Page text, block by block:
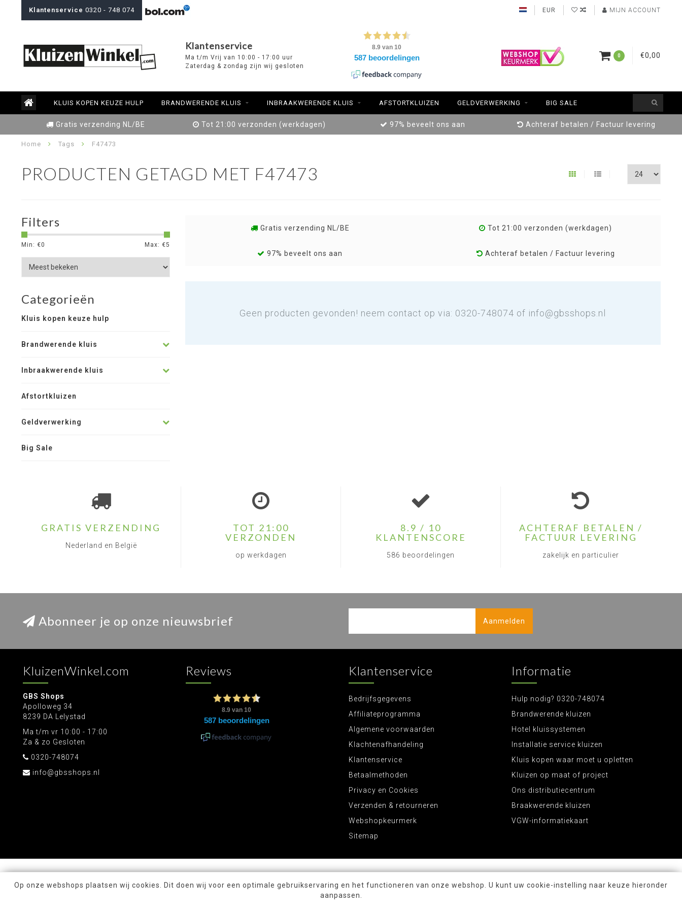
Klantenservice 0320 - 748 074 EUR MIJN ACCOUNT
Klantenservice
Ma t/m Vrij van 10:00 - 17:00 uur
Zaterdag & zondag zijn wij gesloten
0 €0,00
KLUIS KOPEN KEUZE HULP BRANDWERENDE KLUIS INBRAAKWERENDE KLUIS AFSTORTKLUIZEN GELDVERWERKING BIG SALE
Gratis verzending NL/BE Tot 21:00 verzonden (werkdagen) 97% beveelt ons aan Achteraf betalen / Factuur levering
Home Tags F47473
PRODUCTEN GETAGD MET F47473
Filters
Min: €0 Max: €5
Categorieën
Kluis kopen keuze hulp
Brandwerende kluis
Inbraakwerende kluis
Afstortkluizen
Geldverwerking
Big Sale
Gratis verzending NL/BE Tot 21:00 verzonden (werkdagen)
97% beveelt ons aan Achteraf betalen / Factuur levering
Geen producten gevonden! neem contact op via: 0320-748074 of info@gbsshops.nl
GRATIS VERZENDING
Nederland en België
TOT 21:00
VERZONDEN
op werkdagen
8.9 / 10
KLANTENSCORE
586 beoordelingen
ACHTERAF BETALEN /
FACTUUR LEVERING
zakelijk en particulier
Abonneer je op onze nieuwsbrief Aanmelden
KluizenWinkel.com
GBS Shops
Apolloweg 34
8239 DA Lelystad
Ma t/m vr 10:00 - 17:00
Za & zo Gesloten
0320-748074
info@gbsshops.nl
Reviews Klantenservice
Bedrijfsgegevens
Affiliateprogramma
Algemene voorwaarden
Klachtenafhandeling
Klantenservice
Betaalmethoden
Privacy en Cookies
Verzenden & retourneren
Webshopkeurmerk
Sitemap
Informatie
Hulp nodig? 0320-748074
Brandwerende kluizen
Hotel kluissystemen
Installatie service kluizen
Kluis kopen waar moet u opletten
Kluizen op maat of project
Ons distributiecentrum
Braakwerende kluizen
VGW-informatiekaart
Op onze webshops plaatsen wij cookies. Dit doen wij voor een optimale gebruikservaring en het functioneren van onze webshop. U kunt uw cookie-instelling naar keuze hieronder
aanpassen.